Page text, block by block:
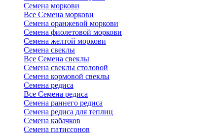
Семена моркови
Все Семена моркови
Семена оранжевой моркови
Семена фиолетовой моркови
Семена желтой моркови
Семена свеклы
Все Семена свеклы
Семена свеклы столовой
Семена кормовой свеклы
Семена редиса
Все Семена редиса
Семена раннего редиса
Семена редиса для теплиц
Семена кабачков
Семена патиссонов